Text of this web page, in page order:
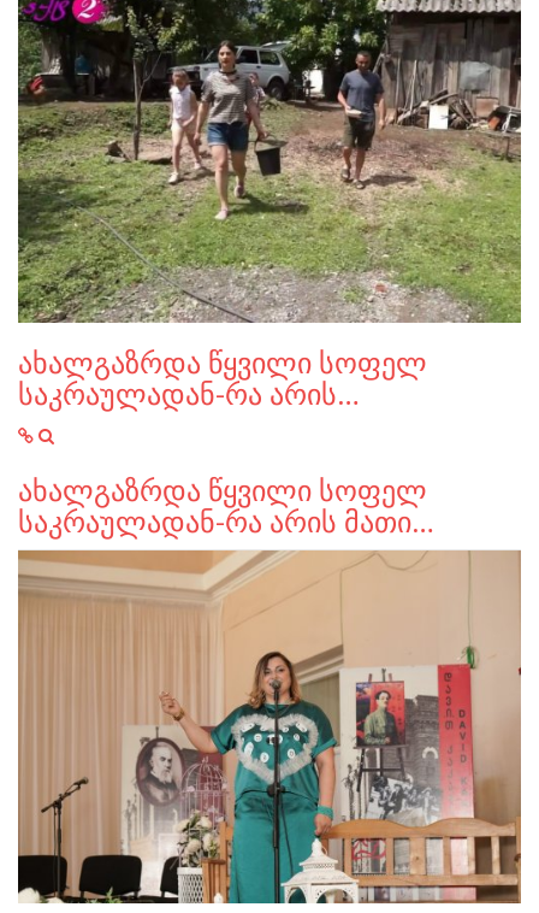
ახალგაზრდა წყვილი სოფელ
საკრაულადან-რა არის…
ახალგაზრდა წყვილი სოფელ
საკრაულადან-რა არის მათი…